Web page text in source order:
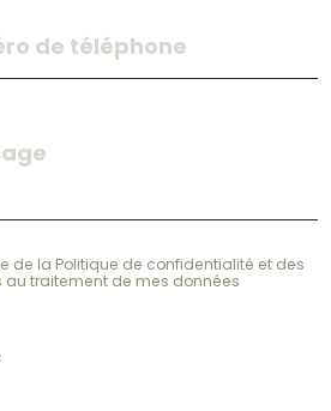
de la Politique de confidentialité et des
au traitement de mes données